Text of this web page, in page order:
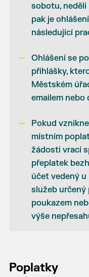
sobotu,
pak je
následující
Ohlášení se
přihlášky,
Městském
emailem nebo
Pokud
místním
žádosti vrací
přeplatek
účet vedený
služeb
poukazem
výše
Poplatky